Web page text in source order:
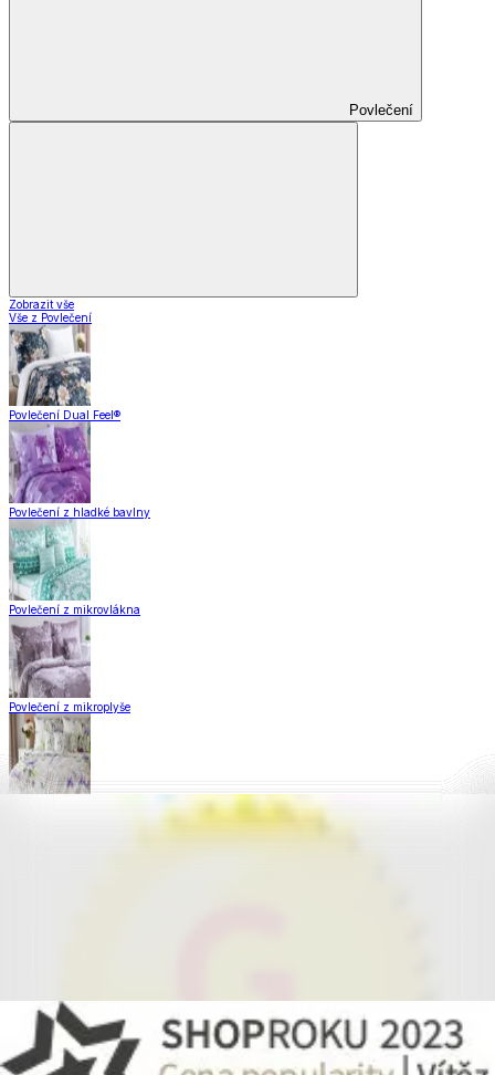
Povlečení
Zobrazit vše
Vše z Povlečení
Povlečení Dual Feel®
Povlečení z hladké bavlny
Povlečení z mikrovlákna
Povlečení z mikroplyše
Krepové povlečení